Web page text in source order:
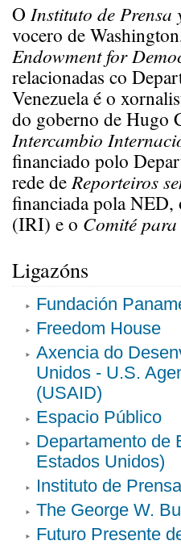
O Instituto de Prensa
vocero de
Endowment for
relacionadas co
Venezuela é o
do goberno de Hugo
Intercambio
financiado polo
rede deReporteiros
financiada pola NED,
(IRI) e o Comité
Ligazóns
Fundación
Freedom House
Axencia do
Unidos - U.S.
(USAID)
Espacio Público
Departamento de
Estados Unidos)
Instituto de
The George W.
Futuro Presente